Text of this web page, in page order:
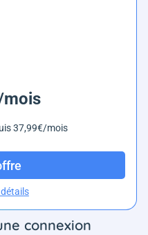
37,99€/mois
connexion